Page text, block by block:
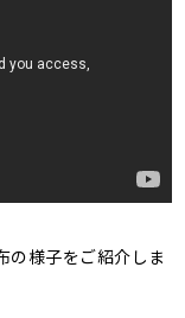
の様子をご紹介しま